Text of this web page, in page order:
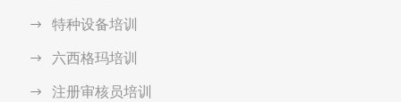
特种设备培训
六西格玛培训
注册审核员培训